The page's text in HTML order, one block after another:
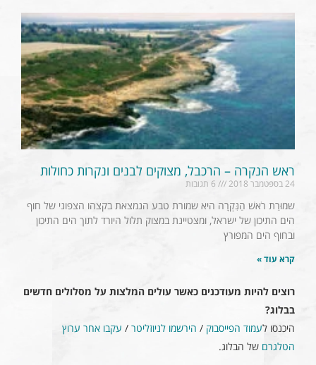
ראש הנקרה – הרכבל, מצוקים לבנים ונקרות כחולות
24 בספטמבר 2018
שמוּרַת רֹאשׁ הַנִּקְרָה היא שמורת טבע הנמצאת בקצהו הצפוני של חוף
הים התיכון של ישראל, ומצטיינת במצוק תלול היורד לתוך הים התיכון
ובחוף הים המפורץ
קרא עוד »
רוצים להיות מעודכנים כאשר עולים המלצות על מסלולים חדשים
בבלוג?
היכנסו לעמוד הפייסבוק / הירשמו לניוזליטר / עקבו אחר ערוץ
הטלגרם של הבלוג.